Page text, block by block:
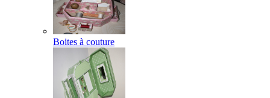
Boites à couture